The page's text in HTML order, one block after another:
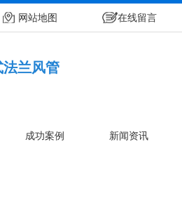
网站地图 在线留言
兰风管
成功案例 新闻资讯